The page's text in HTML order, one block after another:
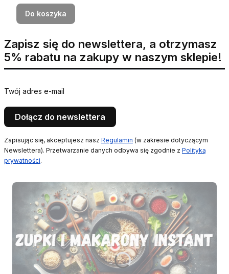
Do koszyka
Zapisz się do newslettera, a otrzymasz
5% rabatu na zakupy w naszym sklepie!
Twój adres e-mail
Dołącz do newslettera
Zapisując się, akceptujesz nasz Regulamin (w zakresie dotyczącym
Newslettera). Przetwarzanie danych odbywa się zgodnie z Polityką
prywatności.